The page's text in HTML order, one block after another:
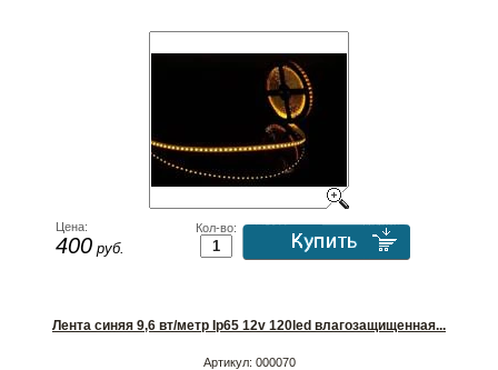
Цена:
400 руб.
Кол-во:
Лента синяя 9,6 вт/метр Ip65 12v 120led влагозащищенная...
Артикул: 000070